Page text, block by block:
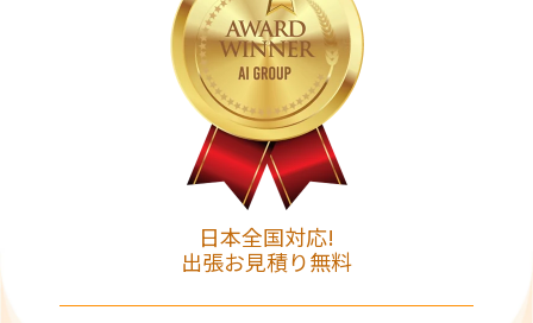
日本全国対応!
出張お見積り無料